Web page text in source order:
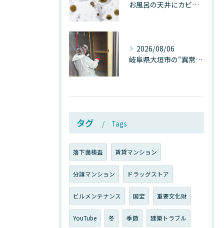
お風呂の天井にカビが生えたら要注意！2026年8月の猛暑・高湿度で急増する浴室カビの原因と正しい対策
2026/08/06
岐阜県大垣市の“異常に高い気温”が建物内部を腐らせる──深層カビが爆発的に増える本当の理由
タグ Tags
落下菌検査 賃貸マンション
分譲マンション ドラッグストア
ビルメンテナンス 国宝 重要文化財
YouTube 冬 季節 建築トラブル